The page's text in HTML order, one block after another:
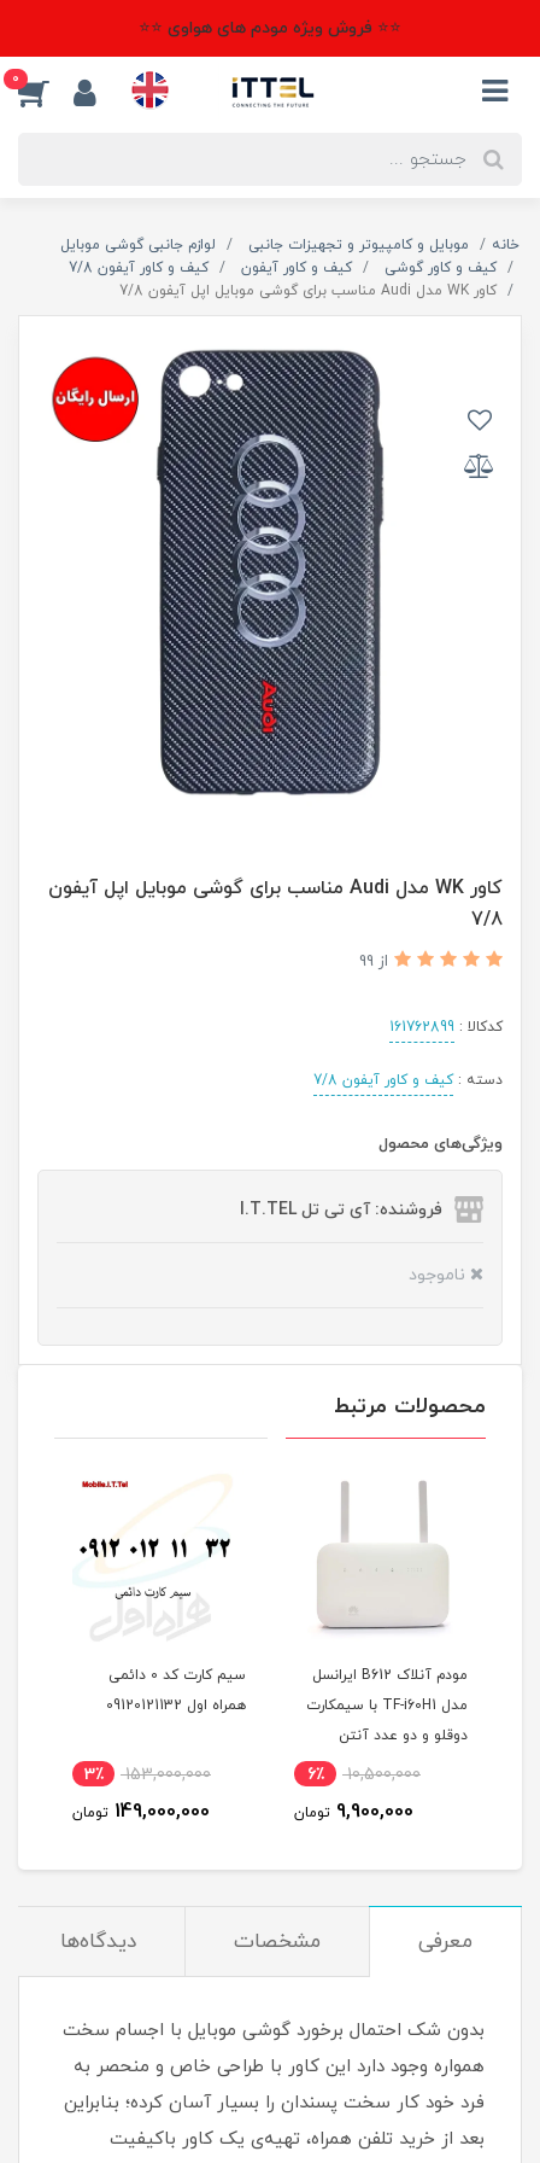
⭐⭐ فروش ویژه مودم های هواوی ⭐⭐
0
خانه موبایل و کامپیوتر و تجهیزات جانبی
لوازم جانبی گوشی موبایل
کیف و کاور گوشی
کیف و کاور آیفون
کیف و کاور آیفون 7/8
کاور WK مدل Audi مناسب برای گوشی موبایل اپل آیفون 7/8
کاور WK مدل Audi مناسب برای گوشی موبایل اپل آیفون
7/8
از 99
کدکالا : 161762899
دسته :کیف و کاور آیفون 7/8
ویژگی‌های محصول
فروشنده: آی تی تل I.T.TEL
ناموجود
محصولات مرتبط
مودم آنلاک B612 ایرانسل
مدل TF-i60H1 با سیمکارت
دوقلو و دو عدد آنتن
10,500,000 6٪
9,900,000 تومان
سیم کارت کد 0 دائمی
همراه اول 09120121132
153,000,000 3٪
149,000,000 تومان
معرفی مشخصات دیدگاه‌ها
بدون شک احتمال برخورد گوشی موبایل با اجسام سخت
همواره وجود دارد این کاور با طراحی خاص و منحصر به
فرد خود کار سخت پسندان را بسیار آسان کرده؛ بنابراین
بعد از خرید تلفن همراه، تهیه‌ی یک کاور با‌کیفیت